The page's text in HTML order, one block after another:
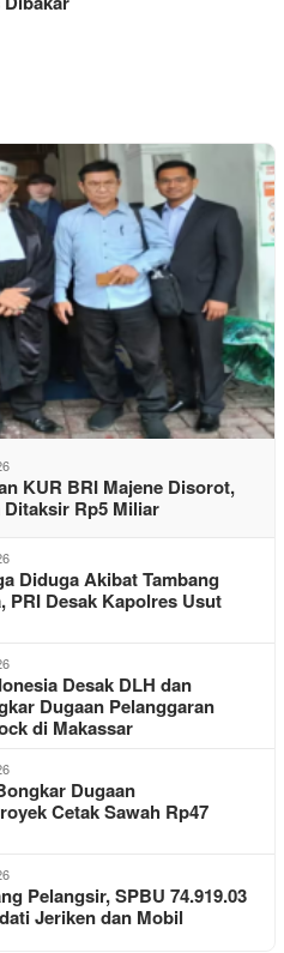
KUR BRI Majene Disorot,
Rp5 Miliar
Diduga Akibat Tambang
PRI Desak Kapolres Usut
Desak DLH dan
Dugaan Pelanggaran
di Makassar
Dugaan
Cetak Sawah Rp47
Pelangsir, SPBU 74.919.03
Jeriken dan Mobil